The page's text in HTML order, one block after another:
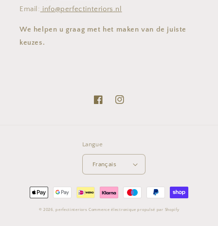
Email: info@perfectinteriors.nl
We helpen u graag met het maken van de juiste
keuzes.
FacebookInstagram
Langue
Français
Moyens
de
paiement
© 2026,perfectinteriors Commerce électronique propulsé par Shopify